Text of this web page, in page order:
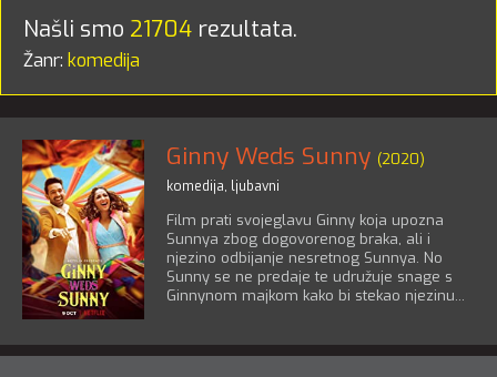
Našli smo 21704 rezultata.
Žanr: komedija
Ginny Weds Sunny (2020)
komedija, ljubavni
Film prati svojeglavu Ginny koja upozna
Sunnya zbog dogovorenog braka, ali i
njezino odbijanje nesretnog Sunnya. No
Sunny se ne predaje te udružuje snage s
Ginnynom majkom kako bi stekao njezinu...